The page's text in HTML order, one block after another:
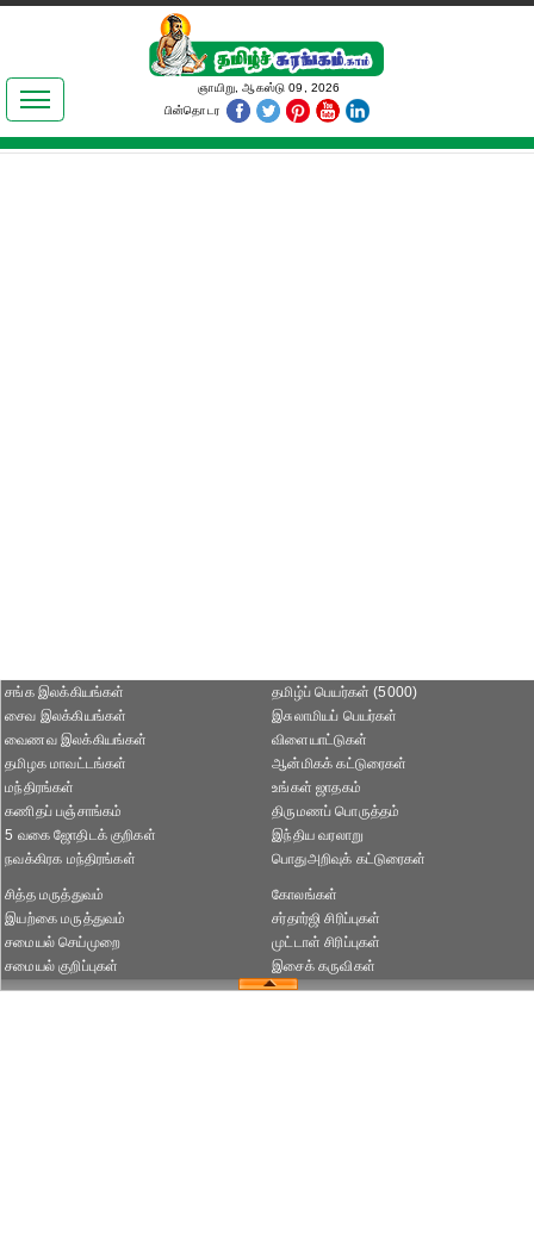
இலக்கியங்கள்
தமிழ் உலகம்
ஞாயிறு, ஆகஸ்டு 09, 2026
பின்தொடர
சங்க இலக்கியங்கள்
சைவ இலக்கியங்கள்
வைணவ இலக்கியங்கள்
தமிழக மாவட்டங்கள்
தமிழ்ப் பெயர்கள் (5000)
இசுலாமியப் பெயர்கள்
விளையாட்டுகள்
ஆன்மிகக் கட்டுரைகள்
மந்திரங்கள்
கணிதப் பஞ்சாங்கம்
5 வகை ஜோதிடக் குறிகள்
நவக்கிரக மந்திரங்கள்
உங்கள் ஜாதகம்
திருமணப் பொருத்தம்
இந்திய வரலாறு
பொதுஅறிவுக் கட்டுரைகள்
சித்த மருத்துவம்
இயற்கை மருத்துவம்
சமையல் செய்முறை
சமையல் குறிப்புகள்
கோலங்கள்
சர்தார்ஜி சிரிப்புகள்
முட்டாள் சிரிப்புகள்
இசைக் கருவிகள்